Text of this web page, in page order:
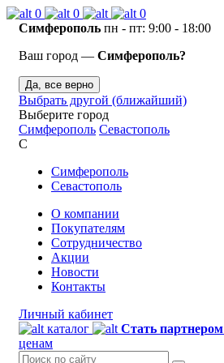
0 0
0
Симферополь пн - пт: 9:00 - 18:00
Ваш город — Симферополь?
Да, все верно
Выбрать другой (ближайший)
Выберите город
Симферополь Севастополь
С
Симферополь
Севастополь
О компании
Покупателям
Сотрудничество
Акции
Новости
Контакты
Личный кабинет
каталог
Стать партнером
ценам